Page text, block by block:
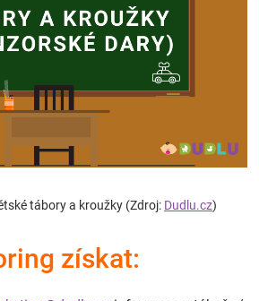
tábory a kroužky (Zdroj: Dudlu.cz)
získat: